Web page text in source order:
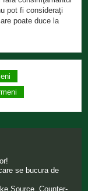
pot fi consideraţi
poate duce la
se bucura de
Source, Counter-